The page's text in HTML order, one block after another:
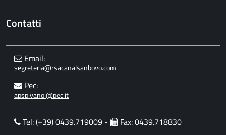
Contatti
Email:
segreteria@rsacanalsanbovo.com
Pec:
apsp.vanoi@pec.it
Tel: (+39) 0439.719009 - Fax: 0439.718830